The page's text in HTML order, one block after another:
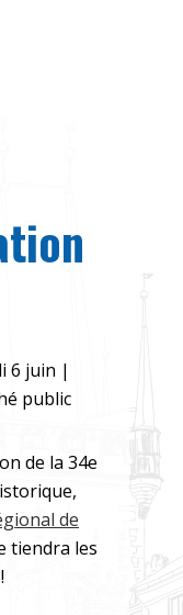
6 juin |
public
de la 34e
de
tiendra les